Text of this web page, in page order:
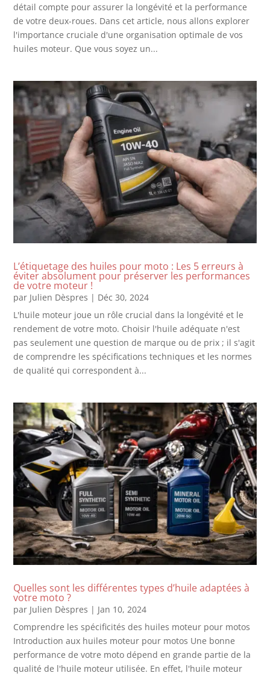
détail compte pour assurer la longévité et la performance
de votre deux-roues. Dans cet article, nous allons explorer
l'importance cruciale d'une organisation optimale de vos
huiles moteur. Que vous soyez un...
L’étiquetage des huiles pour moto : Les 5 erreurs à
éviter absolument pour préserver les performances
de votre moteur !
par Julien Dèspres | Déc 30, 2024
L'huile moteur joue un rôle crucial dans la longévité et le
rendement de votre moto. Choisir l'huile adéquate n'est
pas seulement une question de marque ou de prix ; il s'agit
de comprendre les spécifications techniques et les normes
de qualité qui correspondent à...
Quelles sont les différentes types d’huile adaptées à
votre moto ?
par Julien Dèspres | Jan 10, 2024
Comprendre les spécificités des huiles moteur pour motos
Introduction aux huiles moteur pour motos Une bonne
performance de votre moto dépend en grande partie de la
qualité de l'huile moteur utilisée. En effet, l'huile moteur